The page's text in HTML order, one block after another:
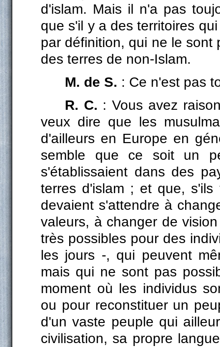
d'islam. Mais il n'a pas
que s'il y a des territoires
par définition, qui ne le sont
des terres de non-Islam.
M. de S. : Ce n'est pas
R. C. : Vous avez
veux dire que les
d'ailleurs en Europe en
semble que ce soit un
s'établissaient dans des
terres d'islam ; et que,
devaient s'attendre à
valeurs, à changer de
très possibles pour des
les jours -, qui peuvent
mais qui ne sont pas
moment où les individus
ou pour reconstituer un
d'un vaste peuple qui
civilisation, sa propre